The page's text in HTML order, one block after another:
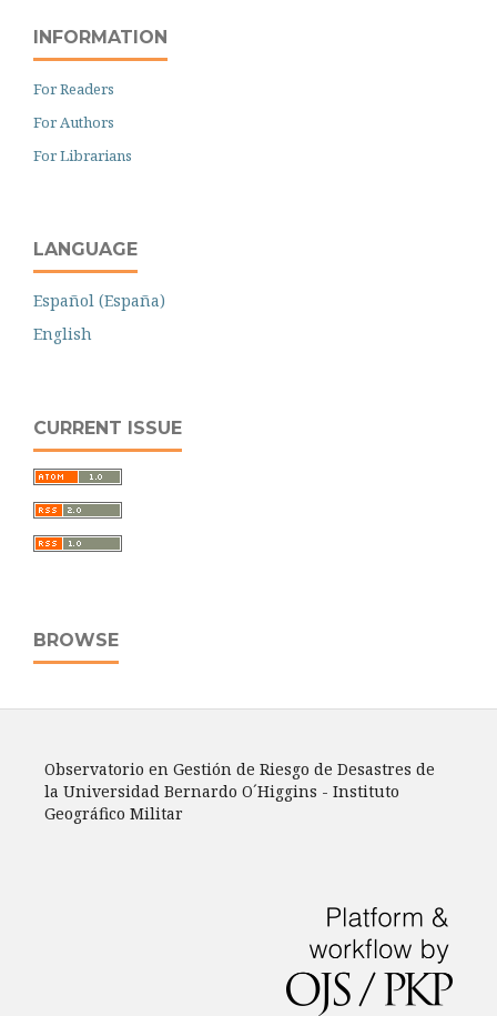
INFORMATION
For Readers
For Authors
For Librarians
LANGUAGE
Español (España)
English
CURRENT ISSUE
BROWSE
Observatorio en Gestión de Riesgo de Desastres de
la Universidad Bernardo O´Higgins - Instituto
Geográfico Militar